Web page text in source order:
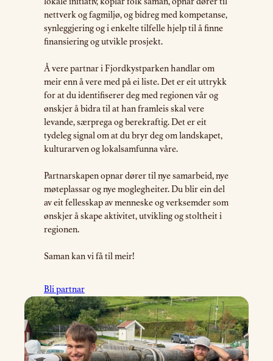
nettverk og fagmiljø, og bidreg med kompetanse,
synleggjering og i enkelte tilfelle hjelp til å finne
finansiering og utvikle prosjekt.
Å vere partnar i Fjordkystparken handlar om
meir enn å vere med på ei liste. Det er eit uttrykk
for at du identifiserer deg med regionen vår og
ønskjer å bidra til at han framleis skal vere
levande, særprega og berekraftig. Det er eit
tydeleg signal om at du bryr deg om landskapet,
kulturarven og lokalsamfunna våre.
Partnarskapen opnar dører til nye samarbeid, nye
møteplassar og nye moglegheiter. Du blir ein del
av eit fellesskap av menneske og verksemder som
ønskjer å skape aktivitet, utvikling og stoltheit i
regionen.
Saman kan vi få til meir!
Bli partnar